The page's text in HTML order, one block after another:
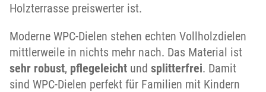
Holzterrasse preiswerter ist.
Moderne WPC-Dielen stehen echten Vollholzdielen
mittlerweile in nichts mehr nach. Das Material ist
sehr robust, pflegeleicht und splitterfrei. Damit
sind WPC-Dielen perfekt für Familien mit Kindern